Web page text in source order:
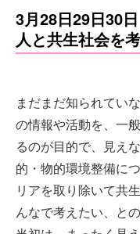
3月28日29日30
人と共生社会を
まだまだ知られてい
の情報や活動を、一
るのが目的で、見え
的・物的環境整備に
リアを取り除いて共
んなで考えたい、と